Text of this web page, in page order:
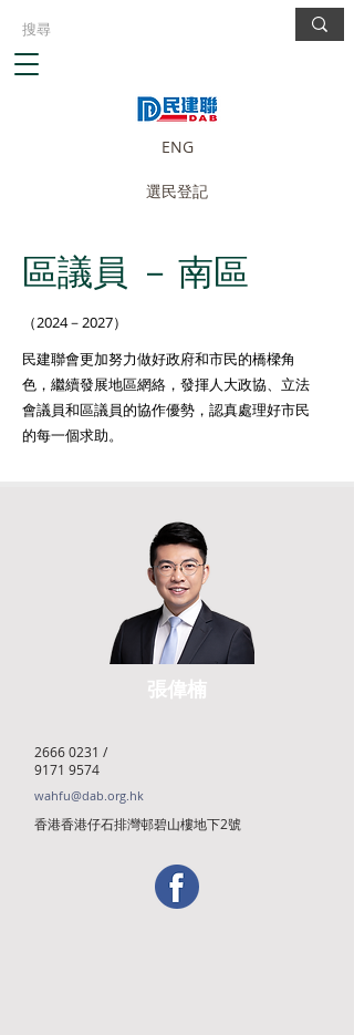
ENG
選民登記
區議員 －南區
（2024－2027）
民建聯會更加努力做好政府和市民的橋樑角
色，繼續發展地區網絡，發揮人大政協、立法
會議員和區議員的協作優勢，認真處理好市民
的每一個求助。
張偉楠
2666 0231 /
9171 9574
wahfu@dab.org.hk
香港香港仔石排灣邨碧山樓地下2號